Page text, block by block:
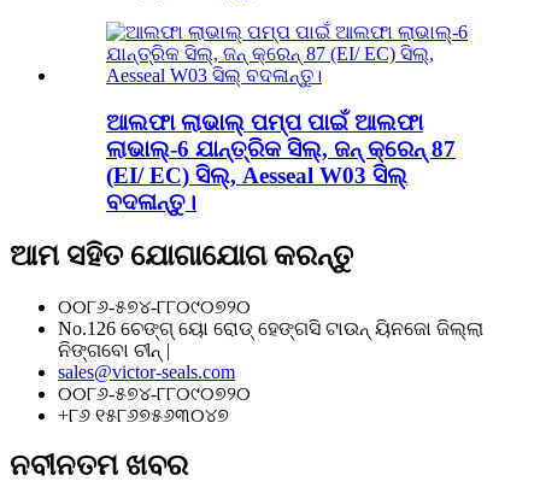
ଆଲଫା ଲାଭାଲ୍ ପମ୍ପ ପାଇଁ ଆଲଫା
ଲାଭାଲ୍-6 ଯାନ୍ତ୍ରିକ ସିଲ୍, ଜନ୍ କ୍ରେନ୍ 87
(EI/ EC) ସିଲ୍, Aesseal W03 ସିଲ୍
ବଦଳାନ୍ତୁ।
ଆମ ସହିତ ଯୋଗାଯୋଗ କରନ୍ତୁ
୦୦୮୬-୫୭୪-୮୮୦୯୦୭୨୦
No.126 ଚେଙ୍ଗ୍ ୟୋ ରୋଡ୍ ହେଙ୍ଗସି ଟାଉନ୍ ୟିନଜୋ ଜିଲ୍ଲା
ନିଙ୍ଗବୋ ଚୀନ୍ |
sales@victor-seals.com
୦୦୮୬-୫୭୪-୮୮୦୯୦୭୨୦
+୮୬ ୧୫୮୬୭୫୬୩୦୪୭
ନବୀନତମ ଖବର